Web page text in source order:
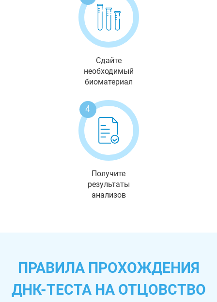
Сдайте
необходимый
биоматериал
4
Получите
результаты
анализов
ПРАВИЛА ПРОХОЖДЕНИЯ
ДНК-ТЕСТА НА ОТЦОВСТВО